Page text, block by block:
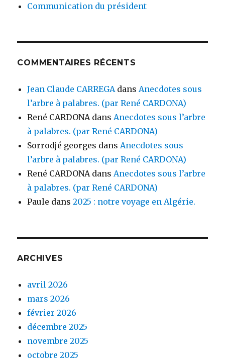
Communication du président
COMMENTAIRES RÉCENTS
Jean Claude CARREGA dans Anecdotes sous
l’arbre à palabres. (par René CARDONA)
René CARDONA dans Anecdotes sous l’arbre
à palabres. (par René CARDONA)
Sorrodjé georges dans Anecdotes sous
l’arbre à palabres. (par René CARDONA)
René CARDONA dans Anecdotes sous l’arbre
à palabres. (par René CARDONA)
Paule dans2025 : notre voyage en Algérie.
ARCHIVES
avril 2026
mars 2026
février 2026
décembre 2025
novembre 2025
octobre 2025